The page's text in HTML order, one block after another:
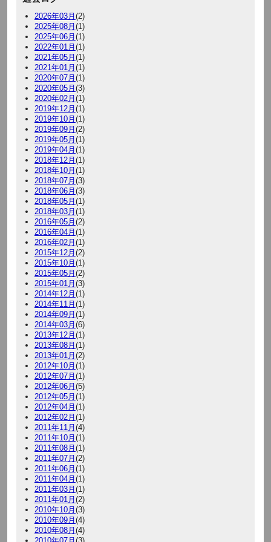
2026年03月(2)
2025年08月(1)
2025年06月(1)
2022年01月(1)
2021年05月(1)
2021年01月(1)
2020年07月(1)
2020年05月(3)
2020年02月(1)
2019年12月(1)
2019年10月(1)
2019年09月(2)
2019年05月(1)
2019年04月(1)
2018年12月(1)
2018年10月(1)
2018年07月(3)
2018年06月(3)
2018年05月(1)
2018年03月(1)
2016年05月(2)
2016年04月(1)
2016年02月(1)
2015年12月(2)
2015年10月(1)
2015年05月(2)
2015年01月(3)
2014年12月(1)
2014年11月(1)
2014年09月(1)
2014年03月(6)
2013年12月(1)
2013年08月(1)
2013年01月(2)
2012年10月(1)
2012年07月(1)
2012年06月(5)
2012年05月(1)
2012年04月(1)
2012年02月(1)
2011年11月(4)
2011年10月(1)
2011年08月(1)
2011年07月(2)
2011年06月(1)
2011年04月(1)
2011年03月(1)
2011年01月(2)
2010年10月(3)
2010年09月(4)
2010年08月(4)